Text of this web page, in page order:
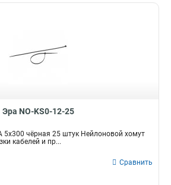
Эра NO-KS0-12-25
5x300 чёрная 25 штук Нейлоновой хомут
кабелей и пр...
Сравнить